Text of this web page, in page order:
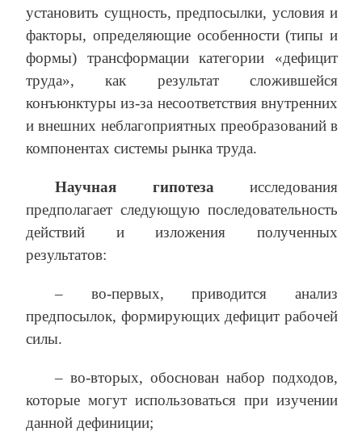
установить сущность, предпосылки, условия и
факторы, определяющие особенности (типы и
формы) трансформации категории «дефицит
труда», как результат сложившейся
конъюнктуры из-за несоответствия внутренних
и внешних неблагоприятных преобразований в
компонентах системы рынка труда.
Научная гипотеза исследования
предполагает следующую последовательность
действий и изложения полученных
результатов:
– во-первых, приводится анализ
предпосылок, формирующих дефицит рабочей
силы.
– во-вторых, обоснован набор подходов,
которые могут использоваться при изучении
данной дефиниции;